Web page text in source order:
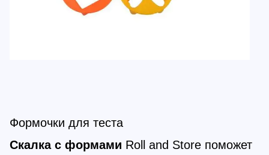
Формочки для теста
Скалка с формами Roll and Store поможет